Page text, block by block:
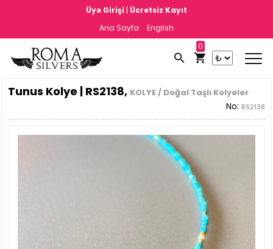
Üye Girişi | Ücretsiz Kayıt
Ana Sayfa
English
0
Tunus Kolye | RS2138, KOLYE / Doğal Taşlı Kolyeler
No: RS2138